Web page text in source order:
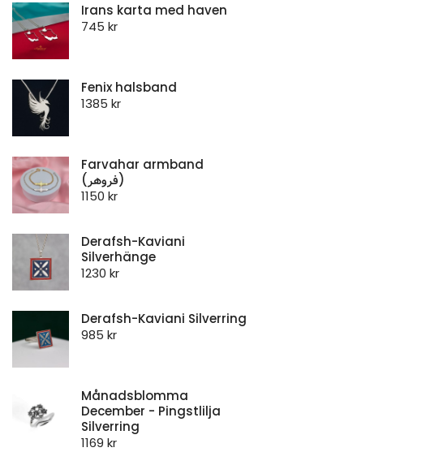
Irans karta med haven
745 kr
Fenix halsband
1385 kr
Farvahar armband
(فروهر)
1150 kr
Derafsh-Kaviani
Silverhänge
1230 kr
Derafsh-Kaviani Silverring
985 kr
Månadsblomma
December - Pingstlilja
Silverring
1169 kr